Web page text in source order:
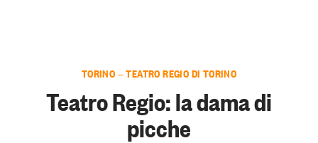
TORINO — TEATRO REGIO DI TORINO
Teatro Regio: la dama di
picche